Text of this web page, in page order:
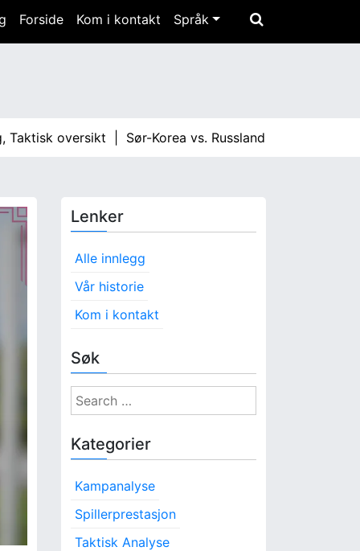
Forside Kom i kontakt Språk
oversikt |Sør-Korea vs. Russland: Kampanalyse,
Lenker
Alle innlegg
Vår historie
Kom i kontakt
Søk
S
e
a
r
h
Kategorier
Kampanalyse
Spillerprestasjon
Taktisk Analyse